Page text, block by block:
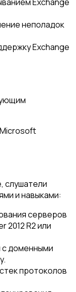
неполадок
Exchange
слушатели
и навыками:
серверов
2012 R2 или
с доменными
протоколов